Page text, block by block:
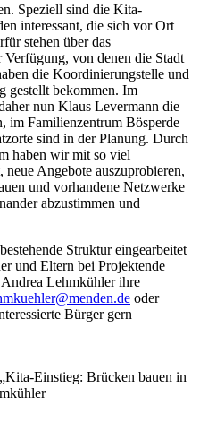
Speziell sind die Kita-
interessant, die sich vor Ort
stehen über das
von denen die Stadt
die Koordinierungstelle und
gestellt bekommen. Im
nun Klaus Levermann die
im Familienzentrum Bösperde
sind in der Planung. Durch
haben wir mit so viel
Angebote auszuprobieren,
und vorhandene Netzwerke
abzustimmen und
Struktur eingearbeitet
und Eltern bei Projektende
Lehmkühler ihre
oder
Bürger gern
Einstieg: Brücken bauen in